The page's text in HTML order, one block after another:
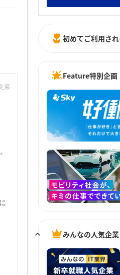
系
初めてご利用さ
Feature特別企画
みんなの人気企